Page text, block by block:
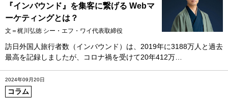
『インバウンド』を集客に繋げる Webマ
ーケティングとは？
文＝梶川弘徳 シー・エフ・ワイ代表取締役
訪日外国人旅行者数（インバウンド）は、2019年に3188万人と過去
最高を記録しましたが、コロナ禍を受けて20年412万…
2024年09月20日
コラム